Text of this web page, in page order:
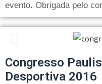
evento. Obrigada pelo
Congresso
Desportiva 2016